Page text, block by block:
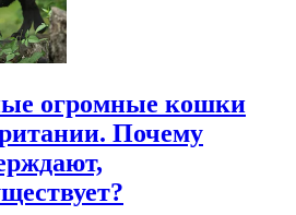
огромные кошки
Почему